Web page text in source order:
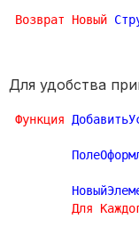
Возврат Новый
Для удобства
Функция
Для